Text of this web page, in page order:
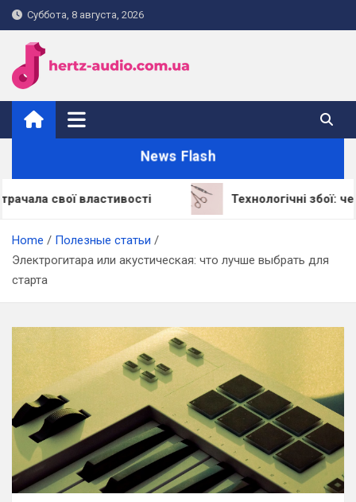
Skip
to
content
Суббота, 8 августа, 2026
hertz-audio.com.ua
News Flash
властивості Технологічні збої: через
Home
Полезные статьи
Электрогитара или акустическая: что лучше выбрать для
старта